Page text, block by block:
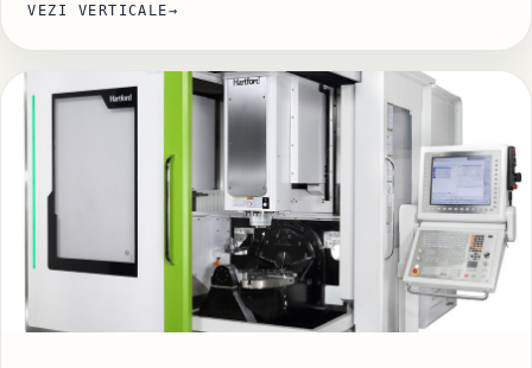
VEZI VERTICALE→